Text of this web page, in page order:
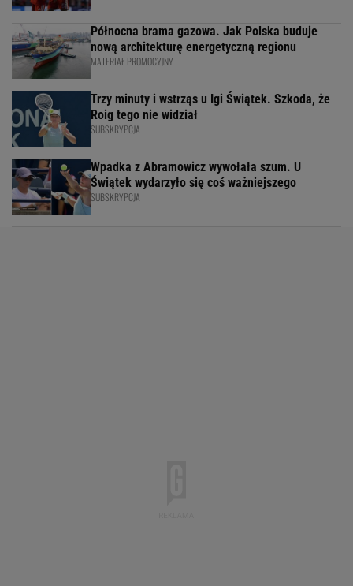
Północna brama gazowa. Jak Polska buduje
nową architekturę energetyczną regionu
MATERIAŁ PROMOCYJNY
Trzy minuty i wstrząs u Igi Świątek. Szkoda, że
Roig tego nie widział
SUBSKRYPCJA
Wpadka z Abramowicz wywołała szum. U
Świątek wydarzyło się coś ważniejszego
SUBSKRYPCJA